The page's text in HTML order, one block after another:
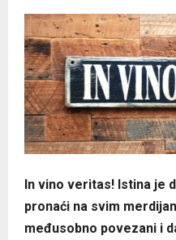
In vino veritas! Istina je
pronaći na svim
međusobno povezani i